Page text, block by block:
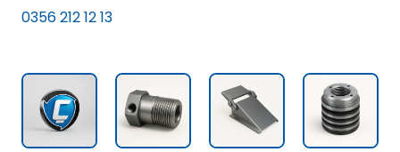
0356 212 12 13